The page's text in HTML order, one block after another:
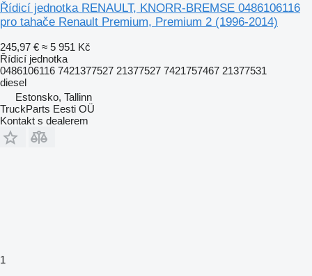
Řídicí jednotka RENAULT, KNORR-BREMSE 0486106116
pro tahače Renault Premium, Premium 2 (1996-2014)
245,97 € ≈ 5 951 Kč
Řídicí jednotka
0486106116 7421377527 21377527 7421757467 21377531
diesel
Estonsko, Tallinn
TruckParts Eesti OÜ
Kontakt s dealerem
1